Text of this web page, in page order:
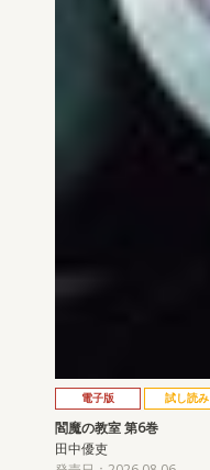
電子版 試し読み
閻魔の教室 第6巻
田中優吏